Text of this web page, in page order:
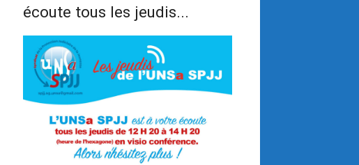
écoute tous les jeudis...